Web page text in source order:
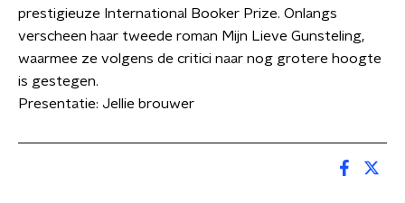
prestigieuze International Booker Prize. Onlangs
verscheen haar tweede roman Mijn Lieve Gunsteling,
waarmee ze volgens de critici naar nog grotere hoogte
is gestegen.
Presentatie: Jellie brouwer